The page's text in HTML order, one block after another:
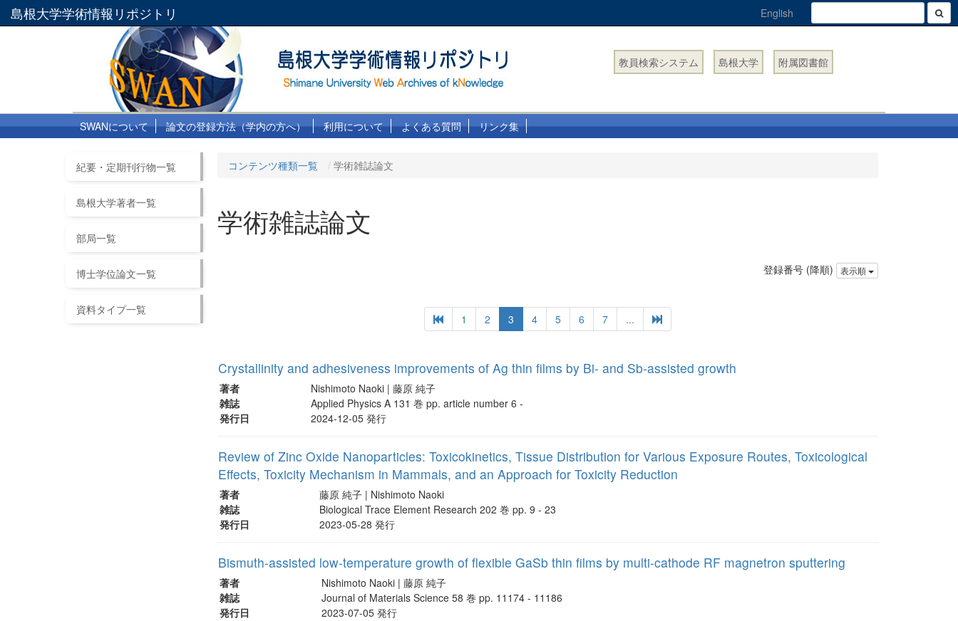
島根大学学術情報リポジトリ English
教員検索システム 島根大学 附属図書館
SWANについて 論文の登録方法（学内の方へ） 利用について よくある質問 リンク集
紀要・定期刊行物一覧
島根大学著者一覧
部局一覧
博士学位論文一覧
資料タイプ一覧
コンテンツ種類一覧 学術雑誌論文
学術雑誌論文
登録番号 (降順) 表示順
1 2 3 4 5 6 7 ...
Crystallinity and adhesiveness improvements of Ag thin films by Bi- and Sb-assisted growth
著者
Nishimoto Naoki | 藤原 純子
雑誌
Applied Physics A 131 巻 pp. article number 6 -
発行日
2024-12-05 発行
Review of Zinc Oxide Nanoparticles: Toxicokinetics, Tissue Distribution for Various Exposure Routes, Toxicological
Effects, Toxicity Mechanism in Mammals, and an Approach for Toxicity Reduction
著者
藤原 純子 | Nishimoto Naoki
雑誌
Biological Trace Element Research 202 巻 pp. 9 - 23
発行日
2023-05-28 発行
Bismuth-assisted low-temperature growth of flexible GaSb thin films by multi-cathode RF magnetron sputtering
著者
Nishimoto Naoki | 藤原 純子
雑誌
Journal of Materials Science 58 巻 pp. 11174 - 11186
発行日
2023-07-05 発行